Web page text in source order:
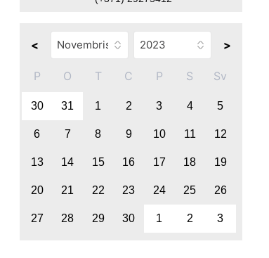
< >
P O T C P S Sv
30 31 1 2 3 4 5
6 7 8 9 10 11 12
13 14 15 16 17 18 19
20 21 22 23 24 25 26
27 28 29 30 1 2 3